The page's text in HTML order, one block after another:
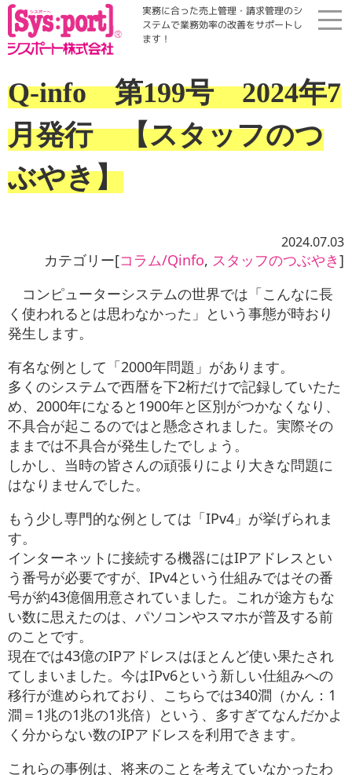
実務に合った売上管理・請求管理のシ
ステムで業務効率の改善をサポートし
ます！
会社案内
資料請求
お役立ち情報
お問い合わせ
Q-info 第199号 2024年7
月発行 【スタッフのつ
ぶやき】
2024.07.03
カテゴリー[コラム/Qinfo, スタッフのつぶやき]
コンピューターシステムの世界では「こんなに長
く使われるとは思わなかった」という事態が時おり
発生します。
有名な例として「2000年問題」があります。
多くのシステムで西暦を下2桁だけで記録していたた
め、2000年になると1900年と区別がつかなくなり、
不具合が起こるのではと懸念されました。実際その
ままでは不具合が発生したでしょう。
しかし、当時の皆さんの頑張りにより大きな問題に
はなりませんでした。
もう少し専門的な例としては「IPv4」が挙げられま
す。
インターネットに接続する機器にはIPアドレスとい
う番号が必要ですが、IPv4という仕組みではその番
号が約43億個用意されていました。これが途方もな
い数に思えたのは、パソコンやスマホが普及する前
のことです。
現在では43億のIPアドレスはほとんど使い果たされ
てしまいました。今はIPv6という新しい仕組みへの
移行が進められており、こちらでは340澗（かん：1
澗＝1兆の1兆の1兆倍）という、多すぎてなんだかよ
く分からない数のIPアドレスを利用できます。
これらの事例は、将来のことを考えていなかったわ